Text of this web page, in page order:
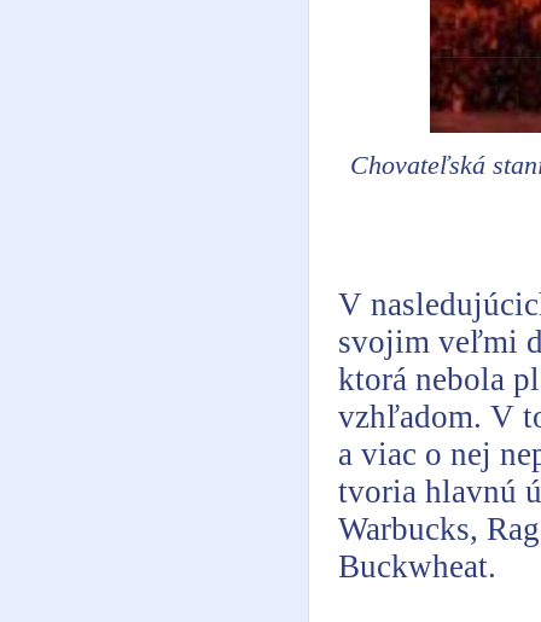
Chovateľská
V
svojim veľmi
ktorá nebola
vzhľadom. V
a viac o nej
tvoria hlavnú
Warbucks,
Buckwheat.